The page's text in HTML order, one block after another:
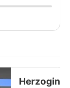
Herzogin